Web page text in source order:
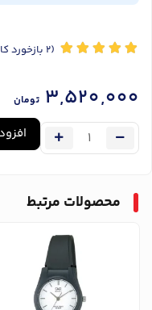
(2 بازخورد
3,520,000 تومان
محصولات مرتبط